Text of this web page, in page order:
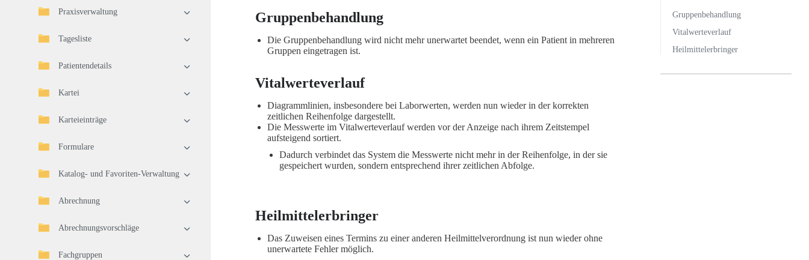
Praxisverwaltung
Tagesliste
Patientendetails
Kartei
Karteieinträge
Formulare
Katalog- und Favoriten-Verwaltung
Abrechnung
Abrechnungsvorschläge
Fachgruppen
Gruppenbehandlung
Die Gruppenbehandlung wird nicht mehr unerwartet beendet, wenn ein Patient in mehreren
Gruppen eingetragen ist.
Vitalwerteverlauf
Diagrammlinien, insbesondere bei Laborwerten, werden nun wieder in der korrekten
zeitlichen Reihenfolge dargestellt.
Die Messwerte im Vitalwerteverlauf werden vor der Anzeige nach ihrem Zeitstempel
aufsteigend sortiert.
Dadurch verbindet das System die Messwerte nicht mehr in der Reihenfolge, in der sie
gespeichert wurden, sondern entsprechend ihrer zeitlichen Abfolge.
Heilmittelerbringer
Das Zuweisen eines Termins zu einer anderen Heilmittelverordnung ist nun wieder ohne
unerwartete Fehler möglich.
Gruppenbehandlung
Vitalwerteverlauf
Heilmittelerbringer